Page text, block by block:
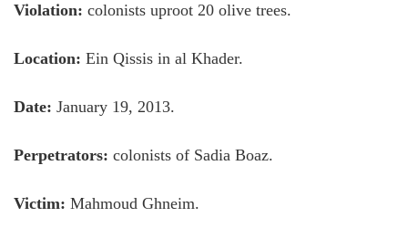
Violation: colonists uproot 20 olive trees.
Location: Ein Qissis in al Khader.
Date: January 19, 2013.
Perpetrators: colonists of Sadia Boaz.
Victim: Mahmoud Ghneim.